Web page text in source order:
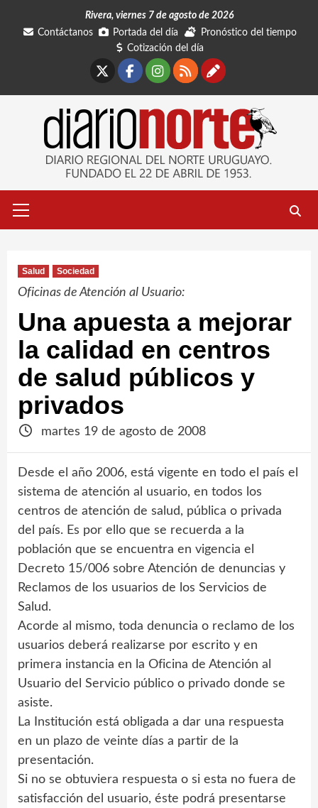
Rivera, viernes 7 de agosto de 2026
Contáctanos
Portada del día
Pronóstico del tiempo
Cotización del día
Facebook
Instagram
RSSContáctanos
primario
Salud Sociedad
Oficinas de Atención al Usuario:
Una apuesta a mejorar
la calidad en centros
de salud públicos y
privados
martes 19 de agosto de 2008
Desde el año 2006, está vigente en todo el país el
sistema de atención al usuario, en todos los
centros de atención de salud, pública o privada
del país. Es por ello que se recuerda a la
población que se encuentra en vigencia el
Decreto 15/006 sobre Atención de denuncias y
Reclamos de los usuarios de los Servicios de
Salud.
Acorde al mismo, toda denuncia o reclamo de los
usuarios deberá realizarse por escrito y en
primera instancia en la Oficina de Atención al
Usuario del Servicio público o privado donde se
asiste.
La Institución está obligada a dar una respuesta
en un plazo de veinte días a partir de la
presentación.
Si no se obtuviera respuesta o si esta no fuera de
satisfacción del usuario, éste podrá presentarse